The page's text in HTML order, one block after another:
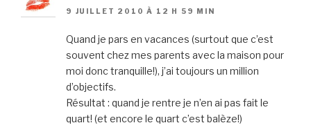
9 JUILLET 2010 À 12 H 59 MIN
Quand je pars en vacances (surtout que c’est
souvent chez mes parents avec la maison pour
moi donc tranquille!), j’ai toujours un million
d’objectifs.
Résultat : quand je rentre je n’en ai pas fait le
quart! (et encore le quart c’est balèze!)